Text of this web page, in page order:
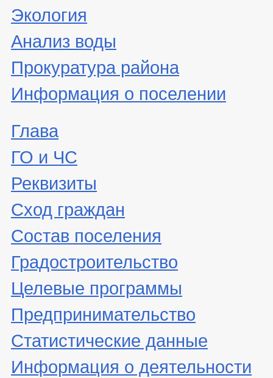
Экология
Анализ воды
Прокуратура района
Информация о поселении
Глава
ГО и ЧС
Реквизиты
Сход граждан
Состав поселения
Градостроительство
Целевые программы
Предпринимательство
Статистические данные
Информация о деятельности